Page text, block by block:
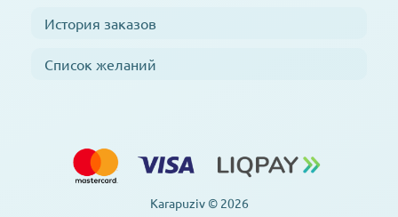
История заказов
Список желаний
Karapuziv © 2026